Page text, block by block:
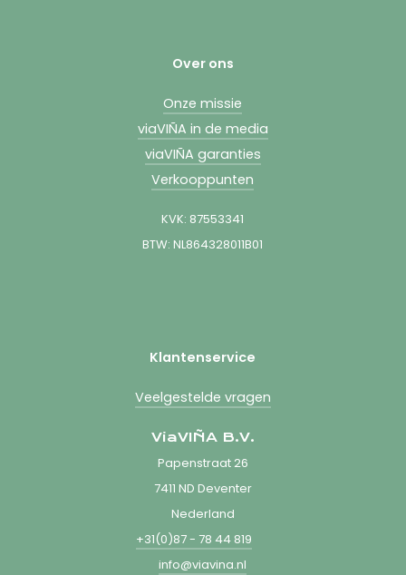
Over ons
Onze missie
viaVIÑA in de media
viaVIÑA garanties
Verkooppunten
KVK: 87553341
BTW: NL864328011B01
Klantenservice
Veelgestelde vragen
ViaVIÑA B.V.
Papenstraat 26
7411 ND Deventer
Nederland
+31(0)87 - 78 44 819
info@viavina.nl